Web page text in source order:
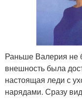
Раньше Валерия не
внешность была
настоящая леди с
нарядами. Сразу